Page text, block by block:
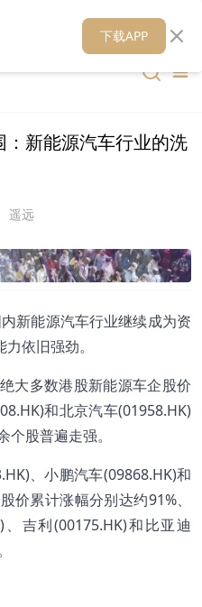
财华媒体矩阵 财华智库
：新能源汽车行业的洗
遥远
新能源汽车行业继续成为资
依旧强劲。
大多数港股新能源车企股价
和北京汽车(01958.HK)
股普遍走强。
、小鹏汽车(09868.HK)和
价累计涨幅分别达约91%、
吉利(00175.HK)和比亚迪
下载APP